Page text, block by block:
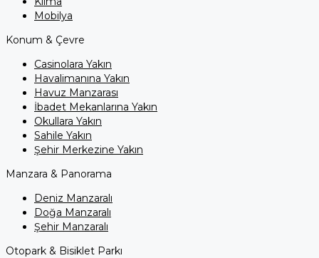
Mobilya
Konum & Çevre
Casinolara Yakın
Havalimanına Yakın
Havuz Manzarası
İbadet Mekanlarına Yakın
Okullara Yakın
Sahile Yakın
Şehir Merkezine Yakın
Manzara & Panorama
Deniz Manzaralı
Doğa Manzaralı
Şehir Manzaralı
Otopark & Bisiklet Parkı